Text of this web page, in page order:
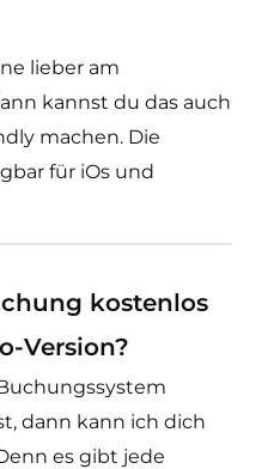
lieber am
kannst du das auch
machen. Die
für iOs und
kostenlos
Version?
dann kann ich dich
es gibt jede